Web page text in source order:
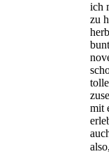
ich
zu
mit